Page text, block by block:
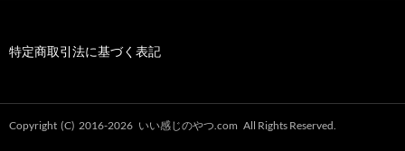
特定商取引法に基づく表記
Copyright (C) 2016-2026 いい感じのやつ.com All Rights Reserved.